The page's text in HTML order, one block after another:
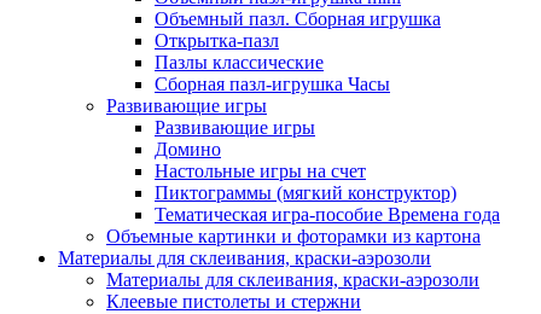
Объемный пазл. Сборная игрушка
Открытка-пазл
Пазлы классические
Сборная пазл-игрушка Часы
Развивающие игры
Развивающие игры
Домино
Настольные игры на счет
Пиктограммы (мягкий конструктор)
Тематическая игра-пособие Времена года
Объемные картинки и фоторамки из картона
Материалы для склеивания, краски-аэрозоли
Материалы для склеивания, краски-аэрозоли
Клеевые пистолеты и стержни